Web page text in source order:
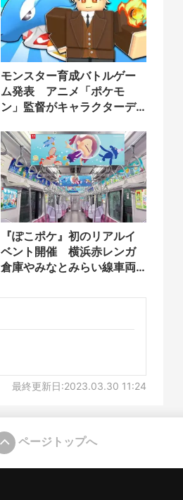
モンスター育成バトルゲー
ム発表 アニメ「ポケモ
ン」監督がキャラクターデ
『ぽこポケ』初のリアルイ
ベント開催 横浜赤レンガ
倉庫やみなとみらい線車両
最終更新日:2023.03.30 11:24
ページトップへ